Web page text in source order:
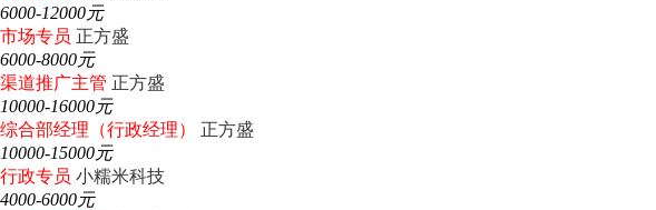
6000-12000元
市场专员 正方盛
6000-8000元
渠道推广主管 正方盛
10000-16000元
综合部经理（行政经理）
正方盛
10000-15000元
行政专员 小糯米科技
4000-6000元